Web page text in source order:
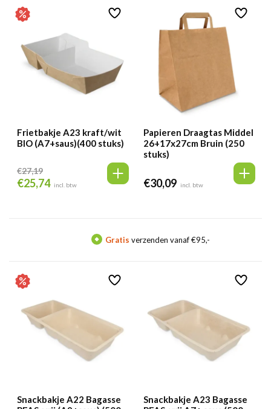
€9,20.
Frietbakje A23 kraft/wit
BIO (A7+saus)(400 stuks)
€27,19
Oorspronkelijke
€25,74 Huidige
incl. btw
Papieren Draagtas Middel
26+17x27cm Bruin (250
stuks)
€30,09 incl. btw
verzenden vanaf €95,-
Snackbakje A22 Bagasse
Snackbakje A23 Bagasse